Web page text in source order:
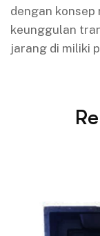
dengan
keunggulan
jarang di miliki